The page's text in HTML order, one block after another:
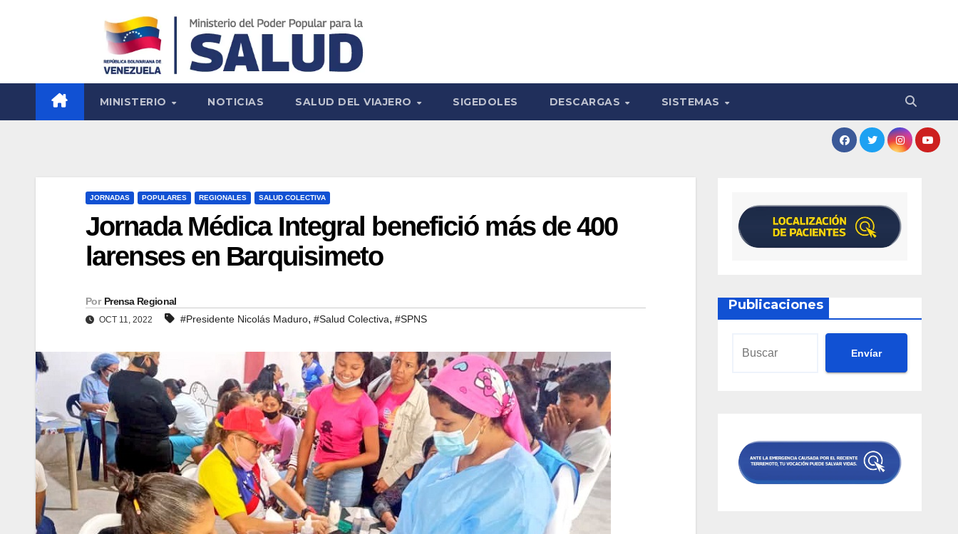
MINISTERIO NOTICIAS SALUD DEL VIAJERO SIGEDOLES DESCARGAS SISTEMAS
JORNADAS POPULARES REGIONALES SALUD COLECTIVA
Jornada Médica Integral benefició más de 400
larenses en Barquisimeto
Por Prensa Regional
OCT 11, 2022 #Presidente Nicolás Maduro, #Salud Colectiva, #SPNS
Publicaciones
Envíar